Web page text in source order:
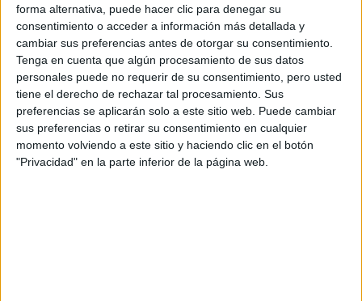
forma alternativa, puede hacer clic para denegar su
consentimiento o acceder a información más detallada y
cambiar sus preferencias antes de otorgar su consentimiento.
Tenga en cuenta que algún procesamiento de sus datos
personales puede no requerir de su consentimiento, pero usted
tiene el derecho de rechazar tal procesamiento. Sus
preferencias se aplicarán solo a este sitio web. Puede cambiar
sus preferencias o retirar su consentimiento en cualquier
momento volviendo a este sitio y haciendo clic en el botón
"Privacidad" en la parte inferior de la página web.
Leaflet| OSM Mapnik